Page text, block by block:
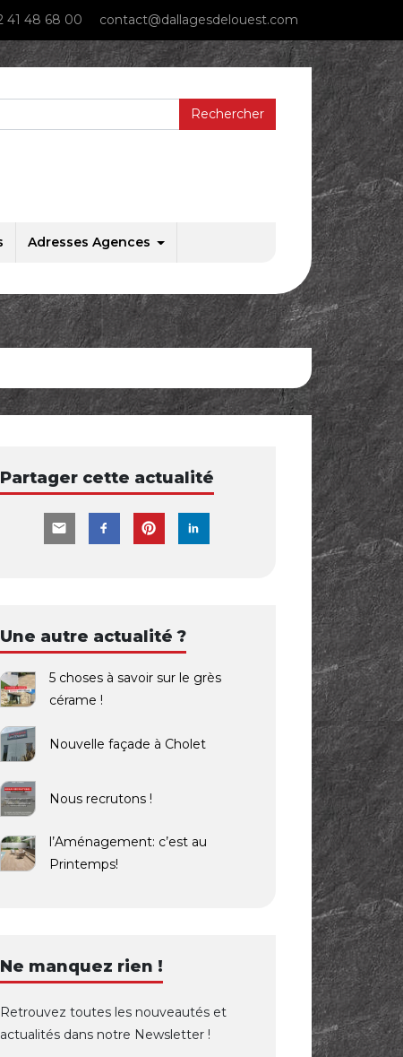
41 48 68 00 contact@dallagesdelouest.com
Adresses Agences
Partager cette actualité
Une autre actualité ?
5 choses à savoir sur le grès
cérame !
Nouvelle façade à Cholet
Nous recrutons !
l’Aménagement: c’est au
Printemps!
Ne manquez rien !
Retrouvez toutes les nouveautés et
actualités dans notre Newsletter !